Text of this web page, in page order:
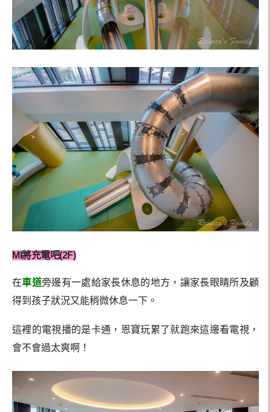
MI將充電吧(2F)
在車道旁邊有一處給家長休息的地方，讓家長眼睛所及顧
得到孩子狀況又能稍微休息一下。
這裡的電視播的是卡通，恩寶玩累了就跑來這邊看電視，
會不會過太爽啊！